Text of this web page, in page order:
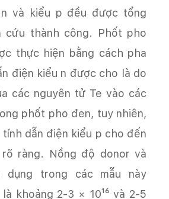
và kiểu p đều được tổng
cứu thành công. Phốt pho
thực hiện bằng cách pha
điện kiểu n được cho là do
các nguyên tử Te vào các
phốt pho đen, tuy nhiên,
tính dẫn điện kiểu p cho đến
ràng. Nồng độ donor và
dụng trong các mẫu này
khoảng 2-3 × 10¹⁶ và 2-5